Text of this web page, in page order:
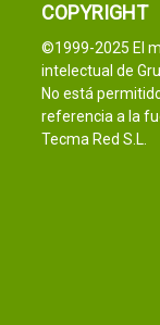
COPYRIGHT
©1999-2025 El
intelectual de
No está
referencia a la
Tecma Red S.L.